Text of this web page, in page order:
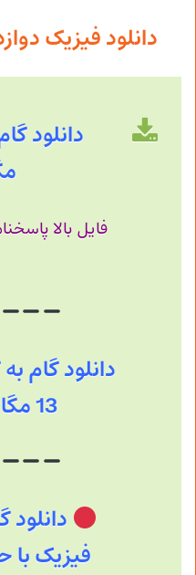
دانلود فیزیک
فایل بالا
دانلود گام
13 مگابایت(
فیزیک با حجم 3